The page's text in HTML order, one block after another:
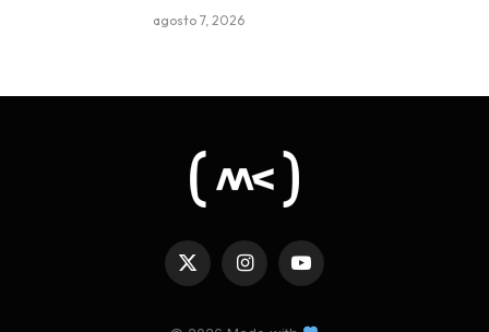
agosto 7, 2026
X
(Twitter)
InstagramYouTube